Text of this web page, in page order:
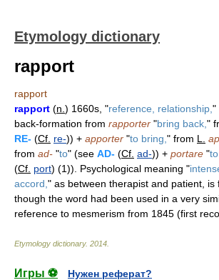
Etymology dictionary
rapport
rapport
rapport (n. ) 1660s, "reference, relationship, "
back-formation from rapporter "bring back, "
RE- (Cf. re-)) + apporter "to bring, " from L.
from ad- "to" (see AD- (Cf. ad-)) + portare "
(Cf. port) (1)). Psychological meaning "
accord, " as between therapist and patient, is
though the word had been used in a very
reference to mesmerism from 1845 (first
Etymology dictionary. 2014
Игры ⚽
Нужен реферат?